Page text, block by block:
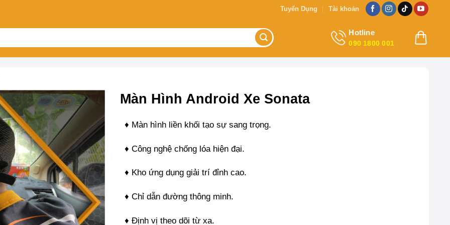
Tuyển Dụng Tài khoản
Hotline
090 1800 001
Màn Hình Android Xe Sonata
♦ Màn hình liền khối tạo sự sang trọng.
♦ Công nghệ chống lóa hiện đại.
♦ Kho ứng dụng giải trí đỉnh cao.
♦ Chỉ dẫn đường thông minh.
♦ Định vị theo dõi từ xa.